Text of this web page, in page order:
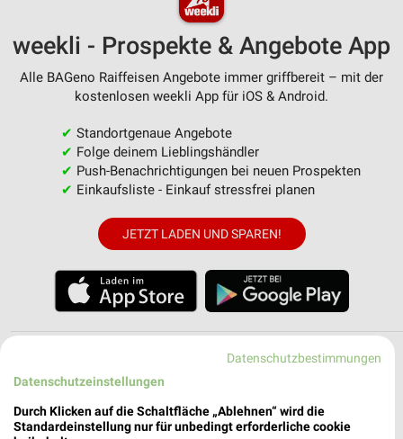
weekli - Prospekte & Angebote App
Alle BAGeno Raiffeisen Angebote immer griffbereit – mit der
kostenlosen weekli App für iOS & Android.
✔ Standortgenaue Angebote
✔ Folge deinem Lieblingshändler
✔ Push-Benachrichtigungen bei neuen Prospekten
✔ Einkaufsliste - Einkauf stressfrei planen
JETZT LADEN UND SPAREN!
Datenschutzbestimmungen
Datenschutzeinstellungen
Durch Klicken auf die Schaltfläche „Ablehnen“ wird die
Standardeinstellung nur für unbedingt erforderliche cookie